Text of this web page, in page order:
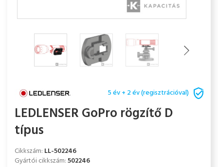
5 év + 2 év (regisztrációval)
LEDLENSER GoPro rögzítő D
típus
Cikkszám: LL-502246
Gyártói cikkszám:502246